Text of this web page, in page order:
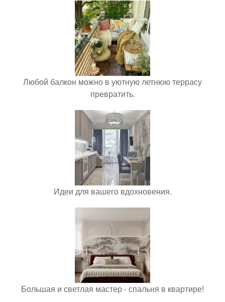
Любой балкон можно в уютную летнюю террасу
превратить.
Идеи для вашего вдохновения.
Большая и светлая мастер - спальня в квартире!